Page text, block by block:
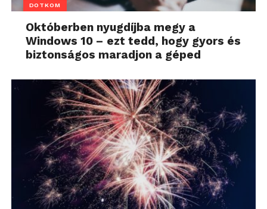
DOTKOM
Októberben nyugdíjba megy a
Windows 10 – ezt tedd, hogy gyors és
biztonságos maradjon a géped